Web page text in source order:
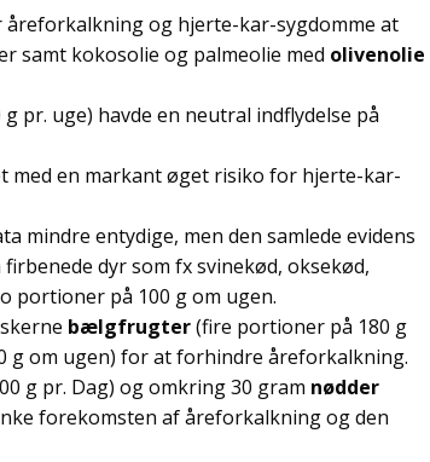
og hjerte-kar-sygdomme at
samt kokosolie og palmeolie med olivenolie
pr. uge) havde en neutral indflydelse på
med en markant øget risiko for hjerte-kar-
mindre entydige, men den samlede evidens
dyr som fx svinekød, oksekød,
portioner på 100 g om ugen.
bælgfrugter(fire portioner på 180 g
g om ugen) for at forhindre åreforkalkning.
g pr. Dag) og omkring 30 gram nødder
forekomsten af åreforkalkning og den